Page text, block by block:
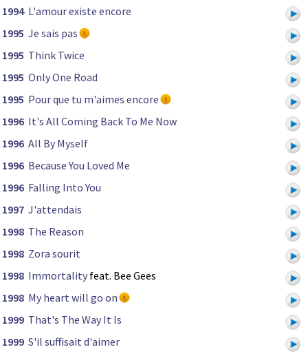
1994 L'amour existe encore
1995 Je sais pas
1995 Think Twice
1995 Only One Road
1995 Pour que tu m'aimes encore
1996 It's All Coming Back To Me Now
1996 All By Myself
1996 Because You Loved Me
1996 Falling Into You
1997 J'attendais
1998 The Reason
1998 Zora sourit
1998 Immortality feat. Bee Gees
1998 My heart will go on
1999 That's The Way It Is
1999 S'il suffisait d'aimer